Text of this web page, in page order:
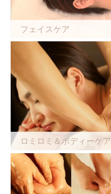
フェイスケア
ロミロミ＆ボディーケア